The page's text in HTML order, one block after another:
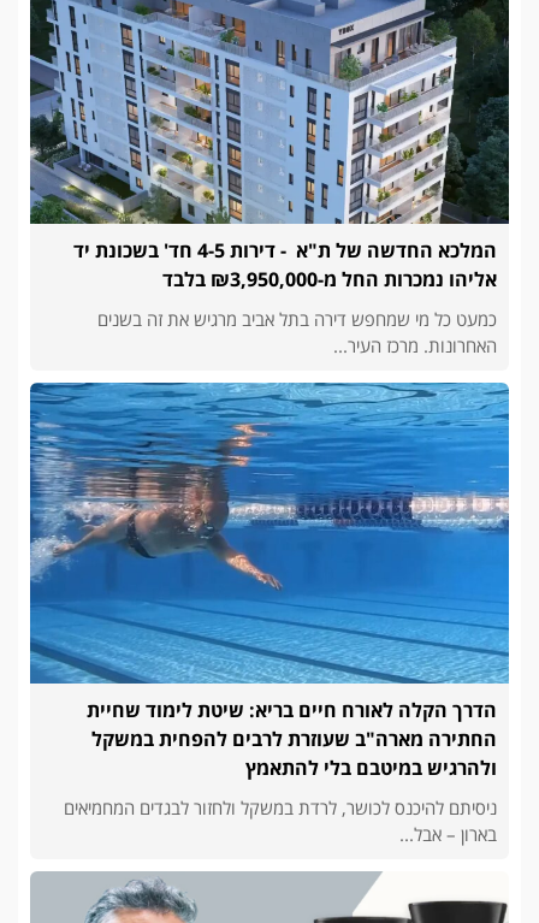
המלכא החדשה של ת"א - דירות 4-5 חד' בשכונת יד
אליהו נמכרות החל מ-₪3,950,000 בלבד
כמעט כל מי שמחפש דירה בתל אביב מרגיש את זה בשנים
האחרונות. מרכז העיר...
הדרך הקלה לאורח חיים בריא: שיטת לימוד שחיית
החתירה מארה"ב שעוזרת לרבים להפחית במשקל
ולהרגיש במיטבם בלי להתאמץ
ניסיתם להיכנס לכושר, לרדת במשקל ולחזור לבגדים המחמיאים
בארון – אבל...